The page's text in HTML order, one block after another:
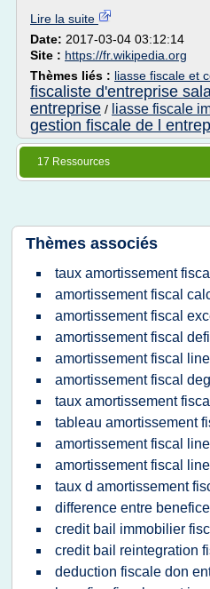
Lire la suite
Date: 2017-03-04 03:12:14
Site : https://fr.wikipedia.org
Thèmes liés : liasse fiscale et
fiscaliste d'entreprise
entreprise / liasse fiscale
gestion fiscale de l
17 Ressources
Thèmes associés
taux amortissement fiscal
amortissement fiscal
amortissement fiscal
amortissement fiscal
amortissement fiscal
amortissement fiscal
taux amortissement
tableau amortissement
amortissement fiscal
amortissement fiscal
taux d amortissement
difference entre
credit bail immobilier
credit bail reintegration
deduction fiscale don